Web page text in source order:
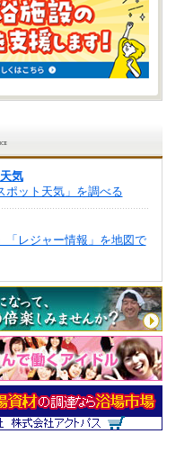
気
ポット天気」を調べる
「レジャー情報」を地図で